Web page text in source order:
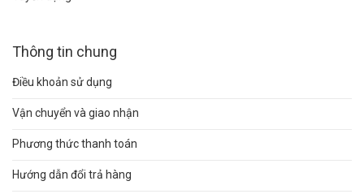
Thông tin chung
Điều khoản sử dụng
Vận chuyển và giao nhận
Phương thức thanh toán
Hướng dẫn đổi trả hàng